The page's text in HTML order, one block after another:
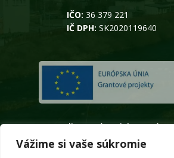
Vážime si vaše súkromie
IČO: 36 379 221
IČ DPH: SK2020119640
Realizované projekty a výzvy
Duálne vzdelávanie